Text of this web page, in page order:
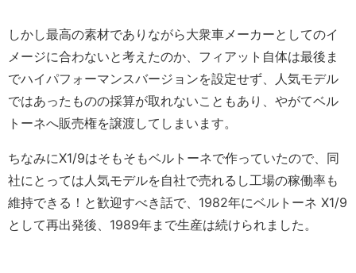
しかし最高の素材でありながら大衆車メーカーとしてのイ
メージに合わないと考えたのか、フィアット自体は最後ま
でハイパフォーマンスバージョンを設定せず、人気モデル
ではあったものの採算が取れないこともあり、やがてベル
トーネへ販売権を譲渡してしまいます。
ちなみにX1/9はそもそもベルトーネで作っていたので、同
社にとっては人気モデルを自社で売れるし工場の稼働率も
維持できる！と歓迎すべき話で、1982年にベルトーネ X1/9
として再出発後、1989年まで生産は続けられました。